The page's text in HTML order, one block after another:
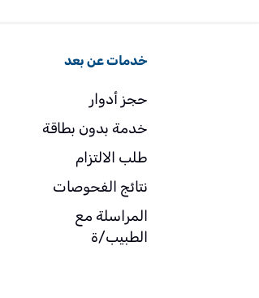
خدمات عن بعد
حجز أدوار
خدمة بدون بطاقة
طلب الالتزام
نتائج الفحوصات
المراسلة مع
الطبيب/ة